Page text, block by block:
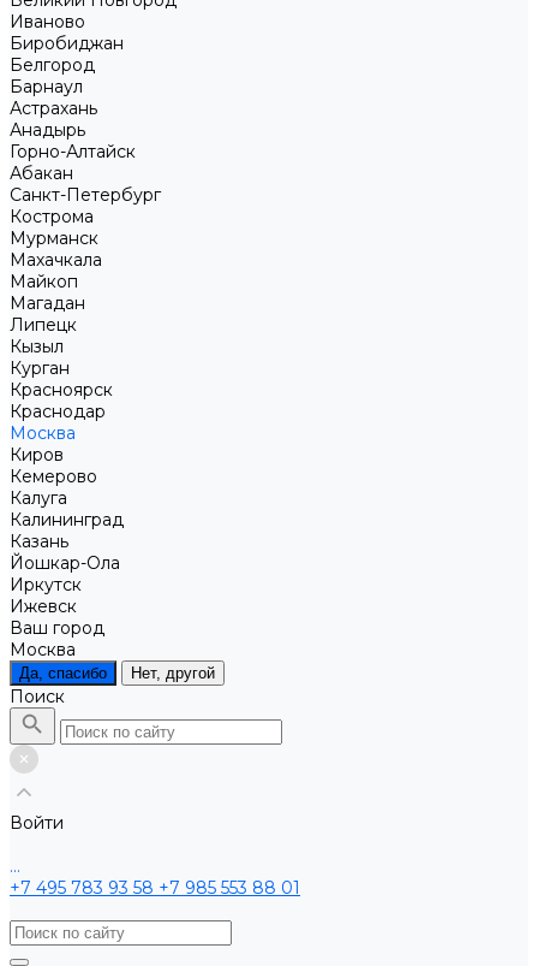
Иваново
Биробиджан
Белгород
Барнаул
Астрахань
Анадырь
Горно-Алтайск
Абакан
Санкт-Петербург
Кострома
Мурманск
Махачкала
Майкоп
Магадан
Липецк
Кызыл
Курган
Красноярск
Краснодар
Москва
Киров
Кемерово
Калуга
Калининград
Казань
Йошкар-Ола
Иркутск
Ижевск
Ваш город
Москва
Да, спасибо Нет, другой
Поиск
Войти
...
+7 495 783 93 58 +7 985 553 88 01